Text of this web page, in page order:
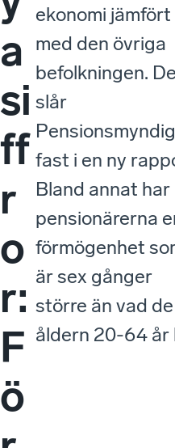
a
si
ff
r
o
r:
F
ö
ekonomi jämfört
med den övriga
befolkningen.
slår
fast i en ny
Bland annat har
pensionärerna
förmögenhet
är sex gånger
större än vad
åldern 20-64 år